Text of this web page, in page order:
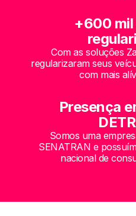
+600
Com as soluções
regularizaram seus
com mais
Presença
Somos uma
SENATRAN e
nacional de